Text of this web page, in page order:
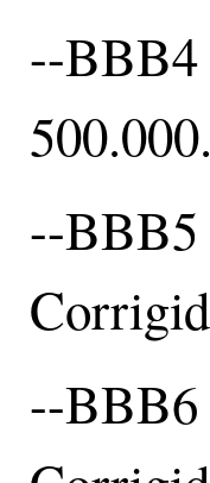
--BBB4
--BBB5
--BBB6